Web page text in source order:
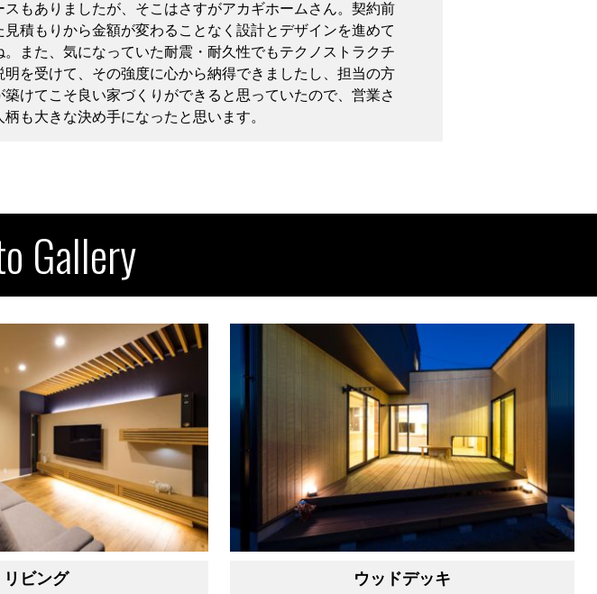
スもありましたが、そこはさすがアカギホームさん。契約前
見積もりから金額が変わることなく設計とデザインを進めて
。また、気になっていた耐震・耐久性でもテクノストラクチ
明を受けて、その強度に心から納得できましたし、担当の方
築けてこそ良い家づくりができると思っていたので、営業さ
も大きな決め手になったと思います。
Gallery
リビング ウッドデッキ